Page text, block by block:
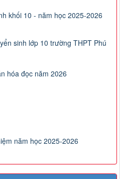
khối 10 - năm học 2025-2026
sinh lớp 10 trường THPT Phú
hóa đọc năm 2026
năm học 2025-2026